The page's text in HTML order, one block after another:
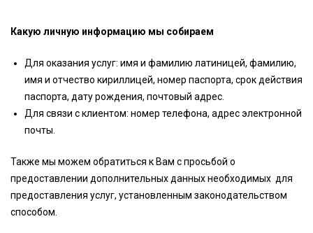
Какую личную информацию мы собираем
Для оказания услуг: имя и фамилию латиницей, фамилию,
имя и отчество кириллицей, номер паспорта, срок действия
паспорта, дату рождения, почтовый адрес.
Для связи с клиентом: номер телефона, адрес электронной
почты.
Также мы можем обратиться к Вам с просьбой о
предоставлении дополнительных данных необходимых для
предоставления услуг, установленным законодательством
способом.